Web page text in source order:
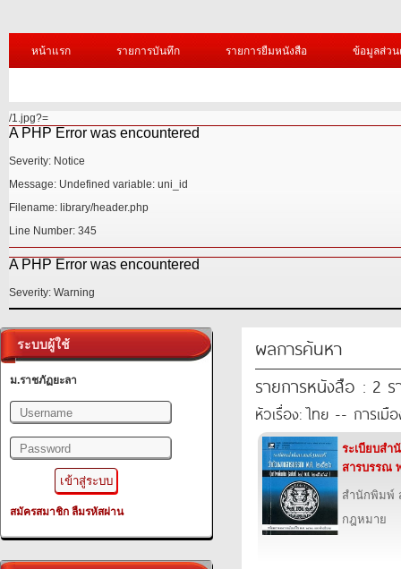
หน้าแรก รายการบันทึก รายการยืมหนังสือ ข้อมูลส่ว
/1.jpg?=
A PHP Error was encountered
Severity: Notice
Message: Undefined variable: uni_id
Filename: library/header.php
Line Number: 345
A PHP Error was encountered
Severity: Warning
ระบบผู้ใช้
ม.ราชภัฏยะลา
สมัครสมาชิก ลืมรหัสผ่าน
ผลการค้นหา
รายการหนังสือ : 2 ร
หัวเรื่อง: ไทย -- การเมื
ระเบียบสำ
สารบรรณ
สำนักพิมพ์
กฎหมาย